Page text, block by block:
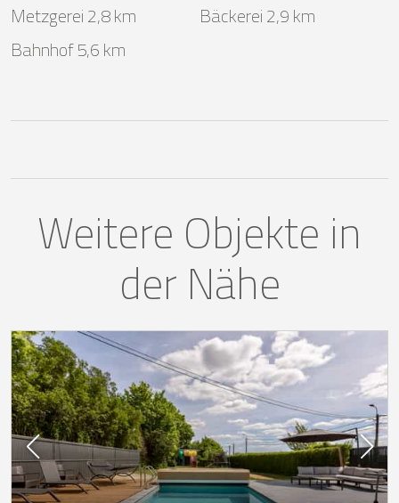
Metzgerei 2,8 km
Bäckerei 2,9 km
Bahnhof 5,6 km
Weitere Objekte in
der Nähe